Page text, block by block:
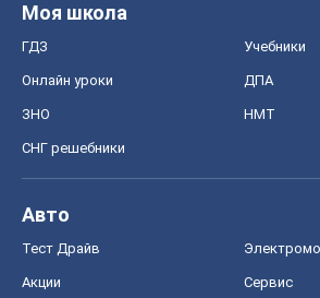
Моя школа
ГДЗ Учебники
Онлайн уроки ДПА
ЗНО НМТ
СНГ решебники
Авто
Тест Драйв
Акции Сервис